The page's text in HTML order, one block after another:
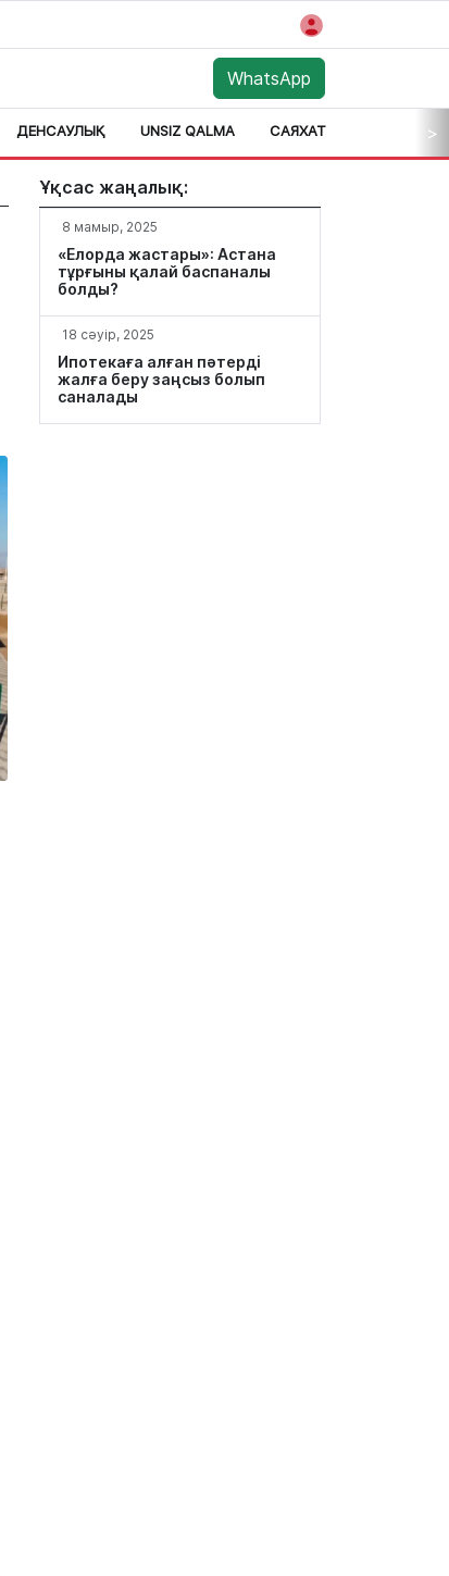
WhatsApp
ДЕНСАУЛЫҚ UNSIZ QALMA САЯХАТ >
Ұқсас жаңалық:
8 мамыр, 2025
«Елорда жастары»: Астана
тұрғыны қалай баспаналы
болды?
18 сәуір, 2025
Ипотекаға алған пәтерді
жалға беру заңсыз болып
саналады